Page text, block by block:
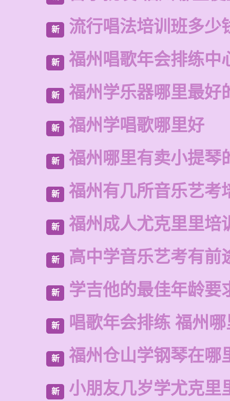
新 流行唱法培训班多少
新 福州唱歌年会排练中
新 福州学乐器哪里最好
新 福州学唱歌哪里好
新 福州哪里有卖小提琴
新 福州有几所音乐艺考
新 福州成人尤克里里培
新 高中学音乐艺考有前
新 学吉他的最佳年龄要
新 唱歌年会排练 福州
新 福州仓山学钢琴在哪
新 小朋友几岁学尤克里